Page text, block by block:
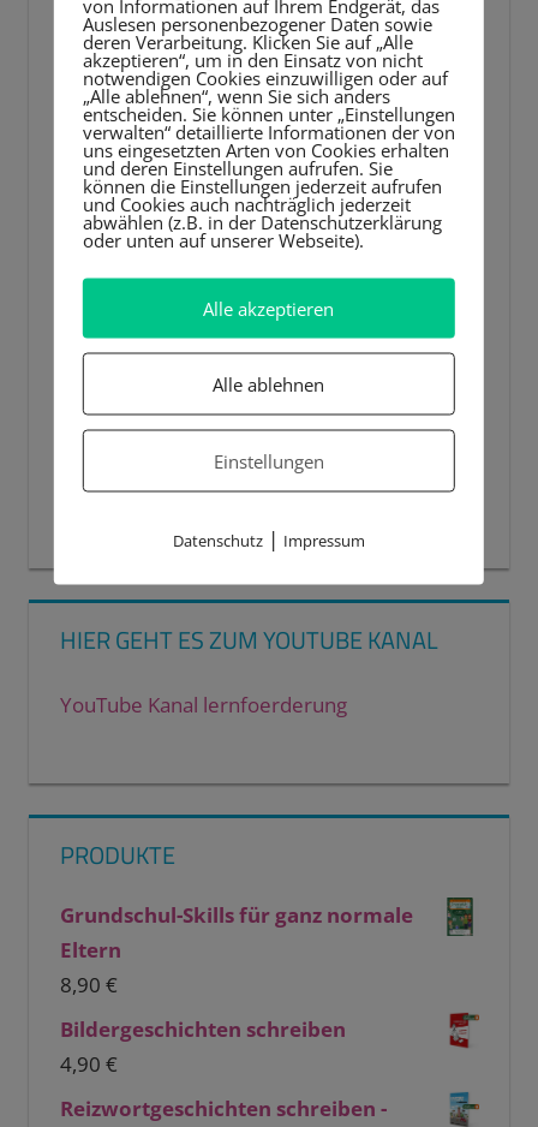
HIER GEHT ES ZUM YOUTUBE KANAL
YouTube Kanal lernfoerderung
PRODUKTE
Grundschul-Skills für ganz normale
Eltern
8,90 €
Bildergeschichten schreiben
4,90 €
Reizwortgeschichten schreiben -
von Informationen auf Ihrem Endgerät, das
Auslesen personenbezogener Daten sowie
deren Verarbeitung. Klicken Sie auf „Alle
akzeptieren“, um in den Einsatz von nicht
notwendigen Cookies einzuwilligen oder auf
„Alle ablehnen“, wenn Sie sich anders
entscheiden. Sie können unter „Einstellungen
verwalten“ detaillierte Informationen der von
uns eingesetzten Arten von Cookies erhalten
und deren Einstellungen aufrufen. Sie
können die Einstellungen jederzeit aufrufen
und Cookies auch nachträglich jederzeit
abwählen (z.B. in der Datenschutzerklärung
oder unten auf unserer Webseite).
Alle akzeptieren
Alle ablehnen
Einstellungen
Datenschutz| Impressum